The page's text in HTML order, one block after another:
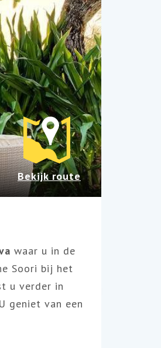
Bekijk route
waar u in de
Soori bij het
u verder in
geniet van een